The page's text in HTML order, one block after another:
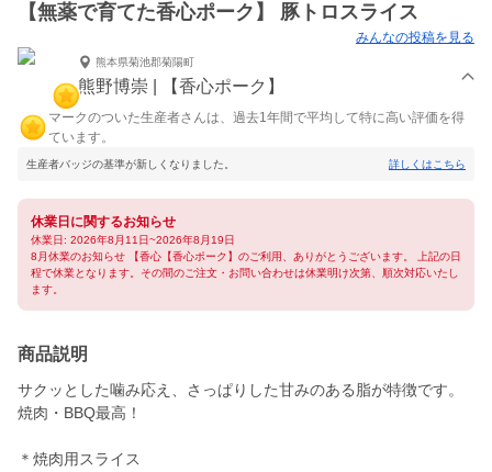
【無薬で育てた香心ポーク】 豚トロスライス
みんなの投稿を見る
熊本県菊池郡菊陽町
熊野博崇 | 【香心ポーク】
マークのついた生産者さんは、過去1年間で平均して特に高い評価を得
ています。
生産者バッジの基準が新しくなりました。 詳しくはこちら
休業日に関するお知らせ
休業日: 2026年8月11日~2026年8月19日
8月休業のお知らせ 【香心【香心ポーク】のご利用、ありがとうございます。 上記の日
程で休業となります。その間のご注文・お問い合わせは休業明け次第、順次対応いたし
ます。
商品説明
サクッとした噛み応え、さっぱりした甘みのある脂が特徴です。
焼肉・BBQ最高！
＊焼肉用スライス